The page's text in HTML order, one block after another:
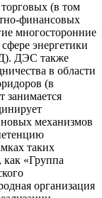
(в том
финансовых
многосторонние
энергетики
ДЭС также
в области
(в
новых механизмов
таких
«Группа
организация